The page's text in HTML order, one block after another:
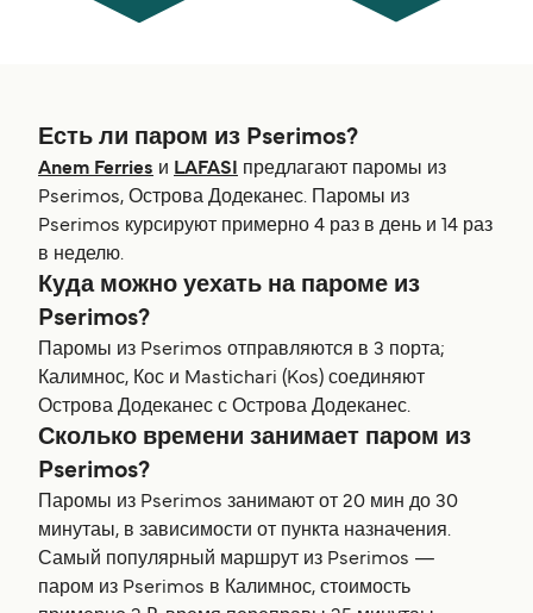
Есть ли паром из Pserimos?
Anem Ferries и LAFASI
предлагают паромы из
Pserimos, Острова Додеканес. Паромы из
Pserimos курсируют примерно 4 раз в день и 14 раз
в неделю.
Куда можно уехать на пароме из
Pserimos?
Паромы из Pserimos отправляются в 3 порта;
Калимнос, Кос и Mastichari (Kos) соединяют
Острова Додеканес с Острова Додеканес.
Сколько времени занимает паром из
Pserimos?
Паромы из Pserimos занимают от 20 мин до 30
минутаы, в зависимости от пункта назначения.
Самый популярный маршрут из Pserimos —
паром из Pserimos в Калимнос, стоимость